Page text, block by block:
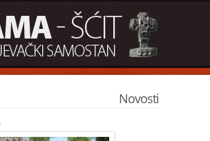
Novosti